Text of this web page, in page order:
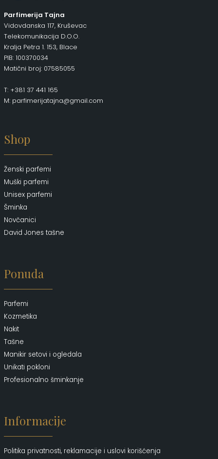
Parfimerija Tajna
Vidovdanska 117, Kruševac
Telekomunikacija D.O.O.
Kralja Petra 1. 153, Blace
PIB: 100370034
Matični broj: 07585055
T: +381 37 441 165
M: parfimerijatajna@gmail.com
Shop
Ženski parfemi
Muški parfemi
Unisex parfemi
Šminka
Novčanici
David Jones tašne
Ponuda
Parfemi
Kozmetika
Nakit
Tašne
Manikir setovi i ogledala
Unikati pokloni
Profesionalno šminkanje
Informacije
Politika privatnosti, reklamacije i uslovi korišćenja